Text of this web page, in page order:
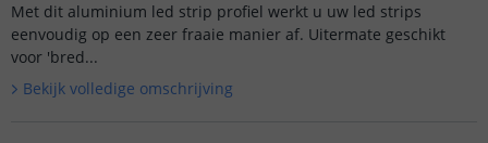
Met dit aluminium led strip profiel werkt u uw led strips
eenvoudig op een zeer fraaie manier af. Uitermate geschikt
voor 'bred...
Bekijk volledige omschrijving